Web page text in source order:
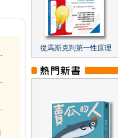
從馬斯克到第一性原理